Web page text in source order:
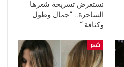
تستعرض تسريحة شعرها
الساحرة.. “جمال وطول
وكثافة “
شعر